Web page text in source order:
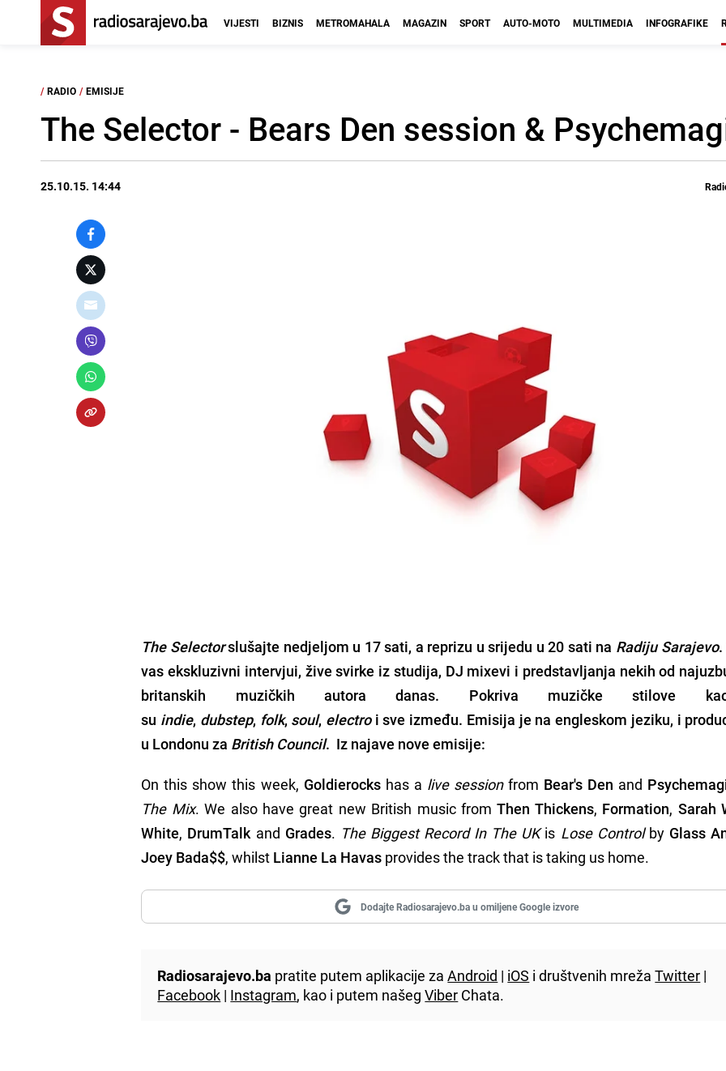
VIJESTI BIZNIS METROMAHALA MAGAZIN SPORT AUTO-MOTO MULTIMEDIA INFOGRAFIKE
/ RADIO / EMISIJE
The Selector - Bears Den session &
25.10.15. 14:44
The Selectorslušajte nedjeljom u 17 sati, a reprizu u srijedu u 20 sati na Radiju Sarajevo.
vas ekskluzivni intervjui, žive svirke iz studija, DJ mixevi i predstavljanja nekih od
britanskih muzičkih autora danas. Pokriva muzičke stilove
su indie, dubstep, folk, soul, electroi sve između. Emisija je na engleskom jeziku, i
u Londonu za British Council. Iz najave nove emisije:
On this show this week, Goldierocks has a live sessionfrom Bear's Den and
The Mix. We also have great new British music fromThen Thickens, Formation, Sarah
White, DrumTalk and Grades. The Biggest Record In The UKis Lose Controlby Glass
Joey Bada$$, whilst Lianne La Havas provides the track that is taking us home.
Dodajte Radiosarajevo.ba u omiljene Google izvore
Radiosarajevo.ba pratite putem aplikacije zaAndroid | iOS i društvenih mrežaTwitter |
Facebook | Instagram, kao i putem našegViber Chata.